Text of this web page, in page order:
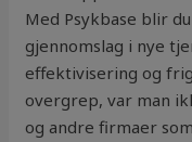
Med Psykbase blir
gjennomslag i nye
effektivisering og
overgrep, var man
og andre firmaer